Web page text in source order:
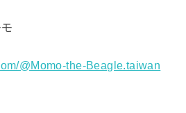
@Momo-the-Beagle.taiwan